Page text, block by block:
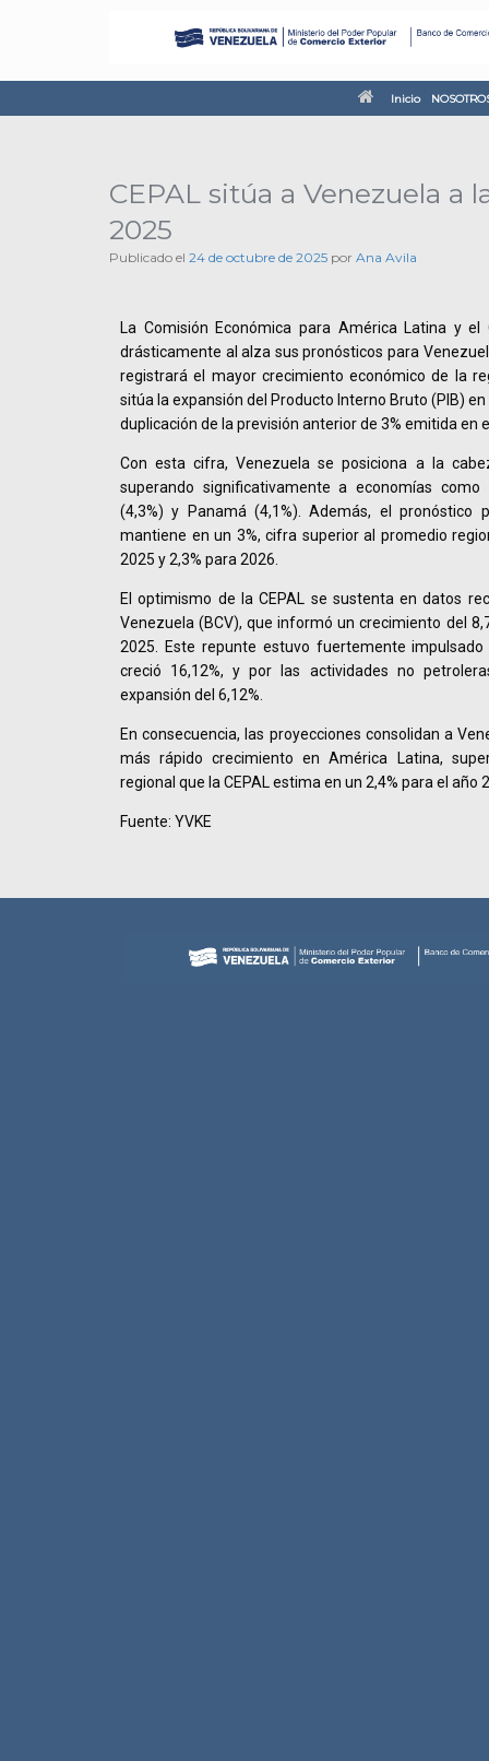
Inicio
CEPAL sitúa a Venezuela
2025
Publicado el 24 de octubre de 2025 por Ana Avila
La Comisión Económica para América Latina y el
drásticamente al alza sus pronósticos para
registrará el mayor crecimiento económico de la
sitúa la expansión del Producto Interno Bruto (PIB)
duplicación de la previsión anterior de 3% emitida en
Con esta cifra, Venezuela se posiciona a la
superando significativamente a economías como
(4,3%) y Panamá (4,1%). Además, el pronóstico
mantiene en un 3%, cifra superior al promedio
2025 y 2,3% para 2026.
El optimismo de la CEPAL se sustenta en datos
Venezuela (BCV), que informó un crecimiento del
2025. Este repunte estuvo fuertemente
creció 16,12%, y por las actividades no
expansión del 6,12%.
En consecuencia, las proyecciones consolidan a
más rápido crecimiento en América Latina,
regional que la CEPAL estima en un 2,4% para el año
Fuente: YVKE